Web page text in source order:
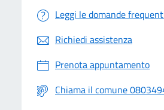
Leggi le domande
Richiedi assistenza
Prenota appuntamento
Chiama il comune